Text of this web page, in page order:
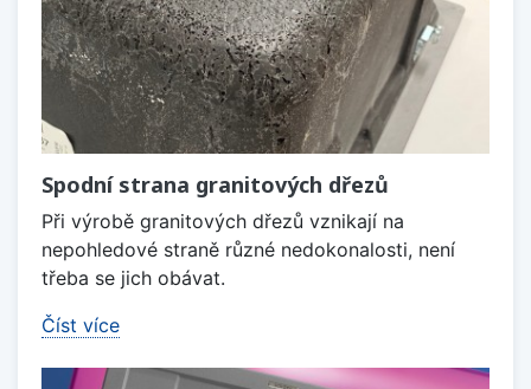
Spodní strana granitových dřezů
Při výrobě granitových dřezů vznikají na
nepohledové straně různé nedokonalosti, není
třeba se jich obávat.
Číst více